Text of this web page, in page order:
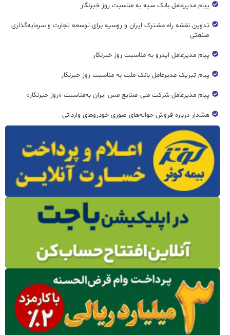
پیام مدیرعامل بانک سپه به مناسبت روز خبرنگار
تدوین نقشه راه مشترک ایران و روسیه برای توسعه تجارت و سرمایه‌گذاری
صنعتی
پیام مدیرعامل ایدرو به مناسبت روز خبرنگار
پیام تبریک مدیرعامل بانک ملت به مناسبت روز خبرنگار
پیام مدیرعامل شرکت ملی صنایع مس ایران به‌مناسبت «روز خبرنگار»
هشدار درباره فروش حواله‌های صوری خودروهای وارداتی